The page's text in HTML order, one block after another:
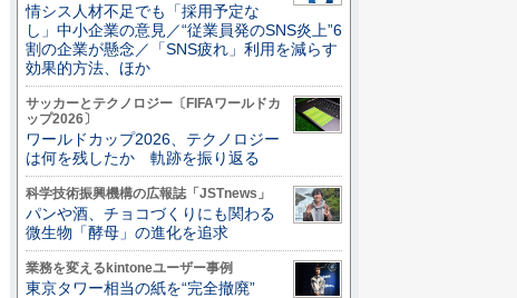
情シス人材不足でも「採用予定な
し」中小企業の意見／“従業員発のSNS炎上”6
割の企業が懸念／「SNS疲れ」利用を減らす
効果的方法、ほか
サッカーとテクノロジー〔FIFAワールドカ
ップ2026〕
ワールドカップ2026、テクノロジー
は何を残したか 軌跡を振り返る
科学技術振興機構の広報誌「JSTnews」
パンや酒、チョコづくりにも関わる
微生物「酵母」の進化を追求
業務を変えるkintoneユーザー事例
東京タワー相当の紙を“完全撤廃”